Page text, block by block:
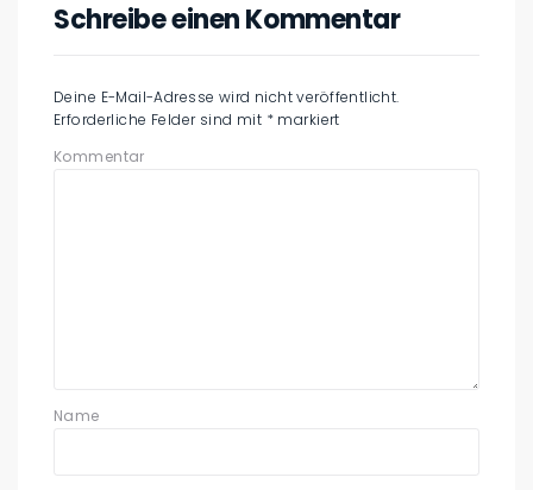
Schreibe einen Kommentar
Deine E-Mail-Adresse wird nicht veröffentlicht.
Erforderliche Felder sind mit * markiert
Kommentar
Name